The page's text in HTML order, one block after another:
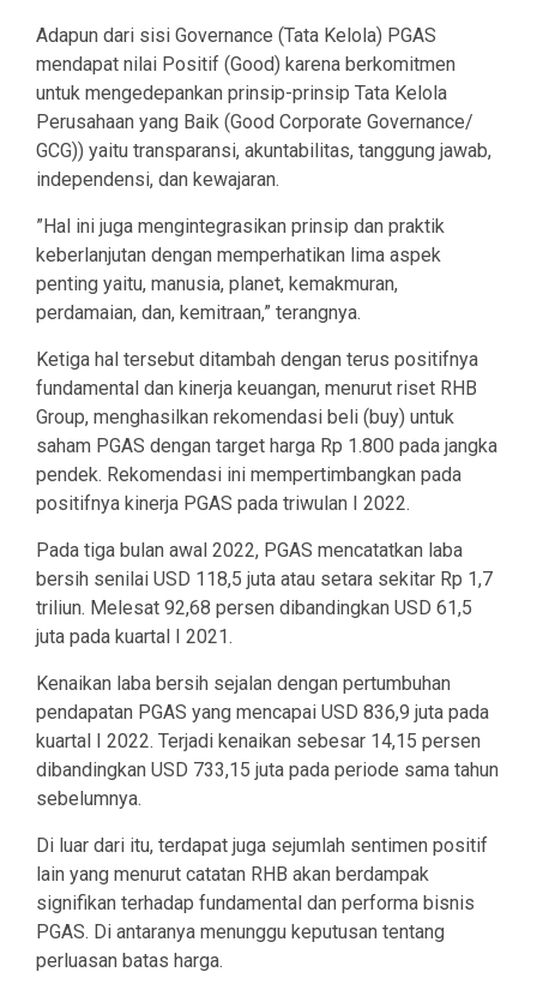
Adapun dari sisi Governance (Tata Kelola) PGAS
mendapat nilai Positif (Good) karena berkomitmen
untuk mengedepankan prinsip-prinsip Tata Kelola
Perusahaan yang Baik (Good Corporate Governance/
GCG)) yaitu transparansi, akuntabilitas, tanggung jawab,
independensi, dan kewajaran.
”Hal ini juga mengintegrasikan prinsip dan praktik
keberlanjutan dengan memperhatikan lima aspek
penting yaitu, manusia, planet, kemakmuran,
perdamaian, dan, kemitraan,” terangnya.
Ketiga hal tersebut ditambah dengan terus positifnya
fundamental dan kinerja keuangan, menurut riset RHB
Group, menghasilkan rekomendasi beli (buy) untuk
saham PGAS dengan target harga Rp 1.800 pada jangka
pendek. Rekomendasi ini mempertimbangkan pada
positifnya kinerja PGAS pada triwulan I 2022.
Pada tiga bulan awal 2022, PGAS mencatatkan laba
bersih senilai USD 118,5 juta atau setara sekitar Rp 1,7
triliun. Melesat 92,68 persen dibandingkan USD 61,5
juta pada kuartal I 2021.
Kenaikan laba bersih sejalan dengan pertumbuhan
pendapatan PGAS yang mencapai USD 836,9 juta pada
kuartal I 2022. Terjadi kenaikan sebesar 14,15 persen
dibandingkan USD 733,15 juta pada periode sama tahun
sebelumnya.
Di luar dari itu, terdapat juga sejumlah sentimen positif
lain yang menurut catatan RHB akan berdampak
signifikan terhadap fundamental dan performa bisnis
PGAS. Di antaranya menunggu keputusan tentang
perluasan batas harga.